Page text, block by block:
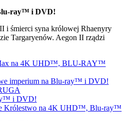
ray™ i DVD!
i śmierci syna królowej Rhaenyry
Targaryenów. Aegon II rządzi
na 4K UHD™, BLU-RAY™
imperium na Blu-ray™ i DVD!
i DVD!
Królestwo na 4K UHD™, Blu-ray™